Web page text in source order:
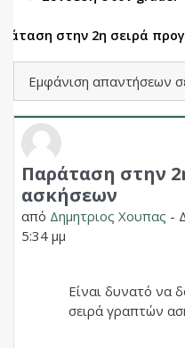
στην 2η σειρά
Λειτουργία εμφάνισης
Παράταση στην
ασκήσεων
από Δημητριος Χουπας -
5:34 μμ
Αριθμός απαντήσεων: 38
Είναι δυνατό να
σειρά γραπτών